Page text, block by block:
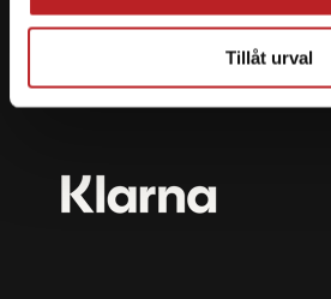
Tillåt urval
skyddade med krypteringsteknik.